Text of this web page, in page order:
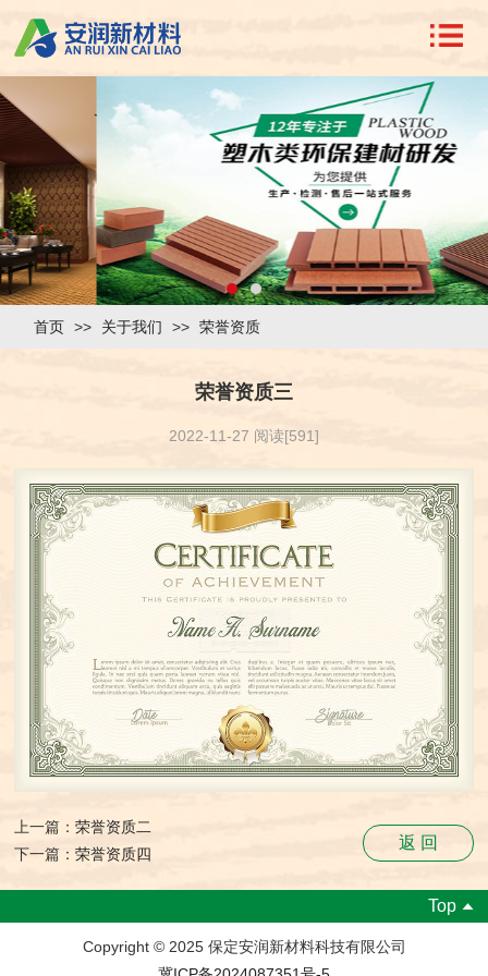
首页 >> 关于我们 >> 荣誉资质
荣誉资质三
2022-11-27 阅读[591]
上一篇：荣誉资质二
下一篇：荣誉资质四
返 回
Top
Copyright © 2025 保定安润新材料科技有限公司